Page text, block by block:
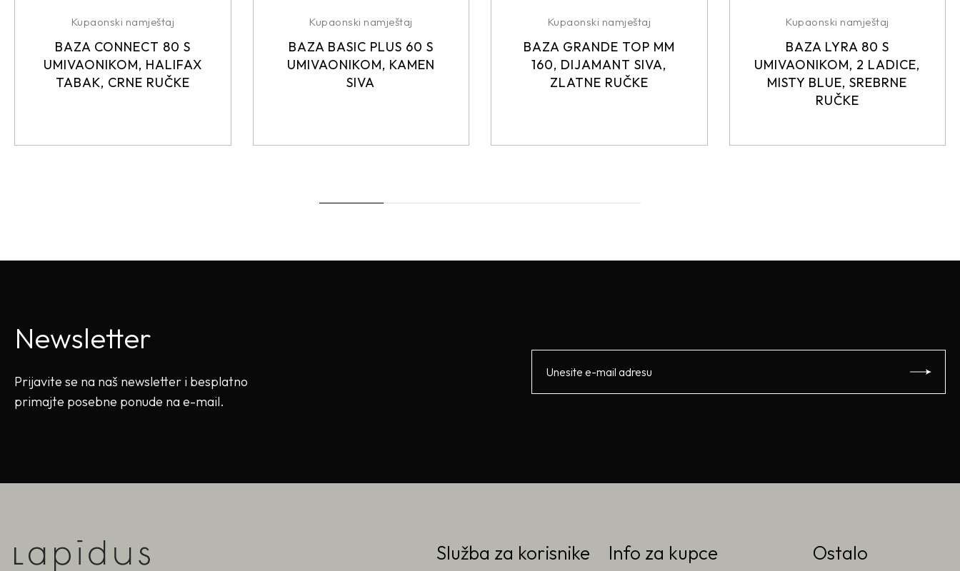
Kupaonski namještaj
BAZA CONNECT 80 S
UMIVAONIKOM, HALIFAX
TABAK, CRNE RUČKE
Kupaonski namještaj
BAZA BASIC PLUS 60 S
UMIVAONIKOM, KAMEN
SIVA
Kupaonski namještaj
BAZA GRANDE TOP MM
160, DIJAMANT SIVA,
ZLATNE RUČKE
Kupaonski namještaj
BAZA LYRA 80 S
UMIVAONIKOM, 2 LADICE,
MISTY BLUE, SREBRNE
RUČKE
Newsletter
Prijavite se na naš newsletter i besplatno
primajte posebne ponude na e-mail.
Služba za korisnike Info za kupce Ostalo